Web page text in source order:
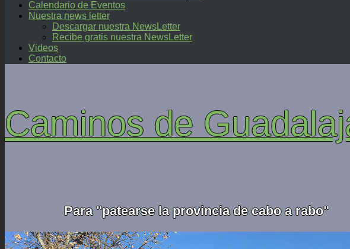
Calendario de Eventos
Nuestra news letter
Descargar nuestra NewsLetter
Recibe gratis nuestra NewsLetter
Videos
Contacto
Caminos de
Para "patearse la provincia de cabo a rabo"